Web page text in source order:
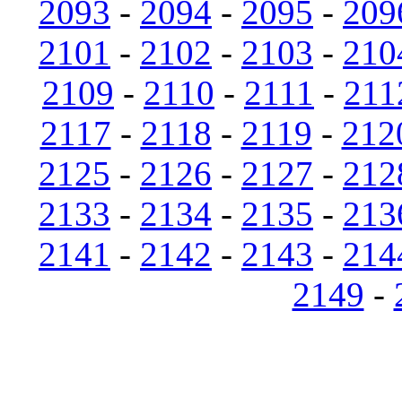
2093 - 2094 - 2095 -
2101 - 2102 - 2103 -
2109 - 2110 - 2111 -
2117 - 2118 - 2119 -
2125 - 2126 - 2127 -
2133 - 2134 - 2135 -
2141 - 2142 - 2143 -
2149 -